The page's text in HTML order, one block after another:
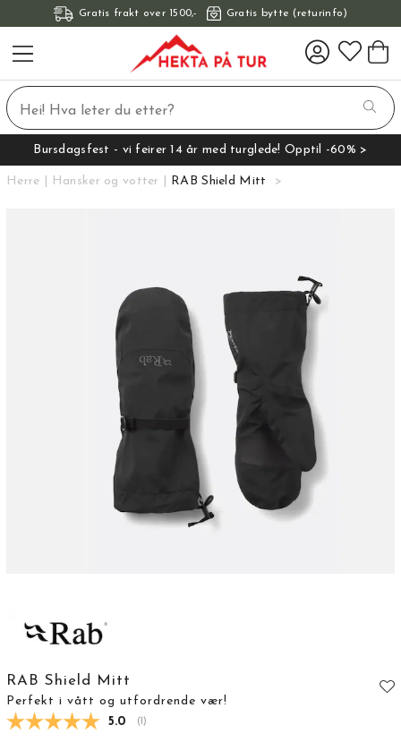
Gratis frakt over 1500,- Gratis bytte (returinfo)
Bursdagsfest - vi feirer 14 år med turglede! Opptil -60% >
Herre Hansker og votter RAB Shield Mitt
RAB Shield Mitt
Perfekt i vått og utfordrende vær!
Gjennomsnittskarakter:
5.0 ( stemmer:
)